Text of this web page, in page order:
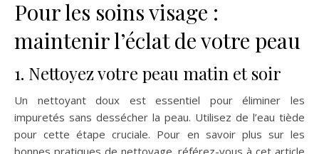
Pour les soins visage :
maintenir l’éclat de votre peau
1. Nettoyez votre peau matin et soir
Un nettoyant doux est essentiel pour éliminer les
impuretés sans dessécher la peau. Utilisez de l’eau tiède
pour cette étape cruciale. Pour en savoir plus sur les
bonnes pratiques de nettoyage, référez-vous à cet article